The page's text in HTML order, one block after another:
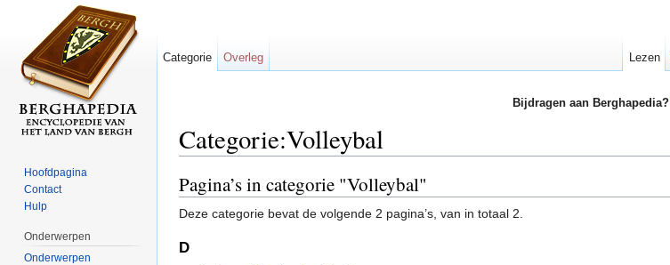
Bijdragen aan Berghapedia?
Categorie:Volleybal
Pagina’s in categorie "Volleybal"
Deze categorie bevat de volgende 2 pagina’s, van in totaal 2.
D
Categorie Overleg Lezen
Hoofdpagina
Contact
Hulp
Onderwerpen
Onderwerpen